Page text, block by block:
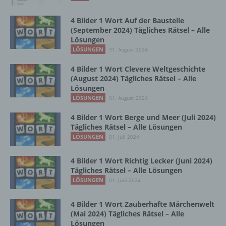
4 Bilder 1 Wort Auf der Baustelle
(September 2024) Tägliches Rätsel – Alle
Lösungen
LÖSUNGEN 31. August 2024
4 Bilder 1 Wort Clevere Weltgeschichte
(August 2024) Tägliches Rätsel – Alle
Lösungen
LÖSUNGEN 01. August 2024
4 Bilder 1 Wort Berge und Meer (Juli 2024)
Tägliches Rätsel – Alle Lösungen
LÖSUNGEN 01. Juli 2024
4 Bilder 1 Wort Richtig Lecker (Juni 2024)
Tägliches Rätsel – Alle Lösungen
LÖSUNGEN 01. Juni 2024
4 Bilder 1 Wort Zauberhafte Märchenwelt
(Mai 2024) Tägliches Rätsel – Alle
Lösungen
Daten wie das Erheben, das Erfassen, die
Organisation, das Ordnen, die Speicherung,
die Anpassung oder Veränderung, das
Auslesen, das Abfragen, die Verwendung,
Verbreitung oder eine andere Form der
Bereitstellung, den Abgleich oder die
Verknüpfung, die Einschränkung, das
Löschen oder die Vernichtung.
d) Einschränkung der Verarbeitung
Einschränkung der Verarbeitung ist die
Markierung gespeicherter
personenbezogener Daten mit dem Ziel, ihre
künftige Verarbeitung einzuschränken.
e) Profiling